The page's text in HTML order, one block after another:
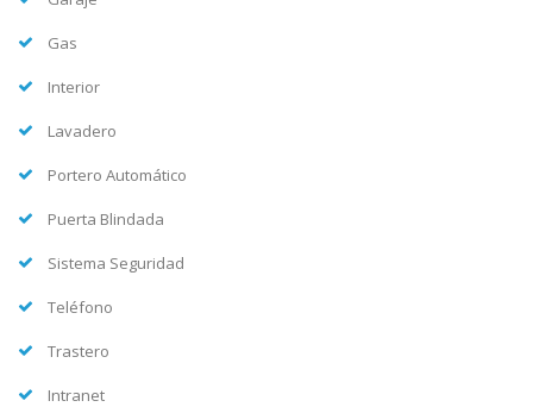
Gas
Interior
Lavadero
Portero Automático
Puerta Blindada
Sistema Seguridad
Teléfono
Trastero
Intranet